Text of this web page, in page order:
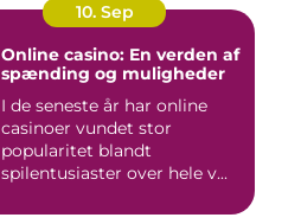
10. Sep
Online casino: En verden af
spænding og muligheder
I de seneste år har online
casinoer vundet stor
popularitet blandt
spilentusiaster over hele v...